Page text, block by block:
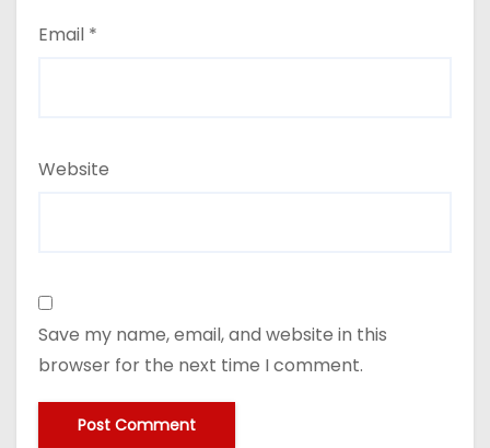
Email *
Website
Save my name, email, and website in this
browser for the next time I comment.